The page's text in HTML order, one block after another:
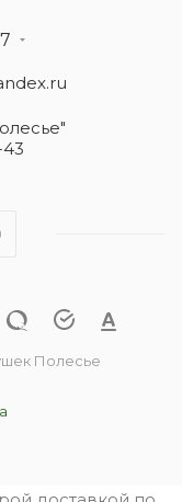
43
Полесье